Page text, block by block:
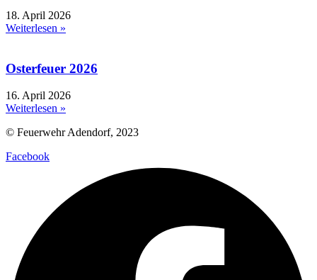
18. April 2026
Weiterlesen »
Osterfeuer 2026
16. April 2026
Weiterlesen »
© Feuerwehr Adendorf, 2023
Facebook